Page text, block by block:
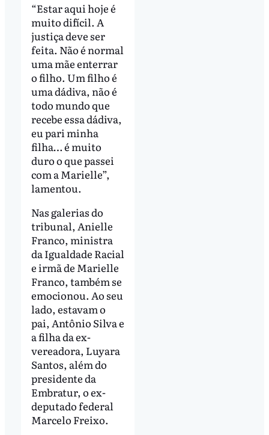
“Estar aqui hoje é
muito difícil. A
justiça deve ser
feita. Não é normal
uma mãe enterrar
o filho. Um filho é
uma dádiva, não é
todo mundo que
recebe essa dádiva,
eu pari minha
filha… é muito
duro o que passei
com a Marielle”,
lamentou.
Nas galerias do
tribunal, Anielle
Franco, ministra
da Igualdade Racial
e irmã de Marielle
Franco, também se
emocionou. Ao seu
lado, estavam o
pai, Antônio Silva e
a filha da ex-
vereadora, Luyara
Santos, além do
presidente da
Embratur, o ex-
deputado federal
Marcelo Freixo.